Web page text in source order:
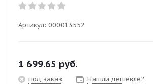
Артикул: 000013552
1 699.65 руб.
под заказ Нашли дешевле?